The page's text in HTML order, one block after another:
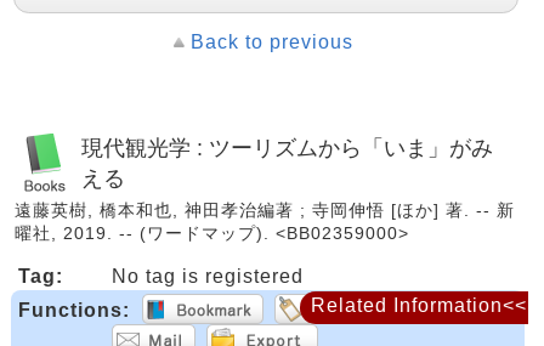
Back to previous
現代観光学 : ツーリズムから「いま」がみ
える
遠藤英樹, 橋本和也, 神田孝治編著 ; 寺岡伸悟 [ほか] 著. -- 新
曜社, 2019. -- (ワードマップ). <BB02359000>
Tag:
No tag is registered
Functions:
Related Information<<